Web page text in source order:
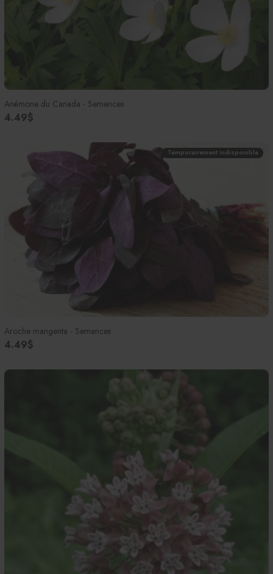
Anémone du Canada - Semences
4.49$
Temporairement indisponible
Aroche mangenta - Semences
4.49$